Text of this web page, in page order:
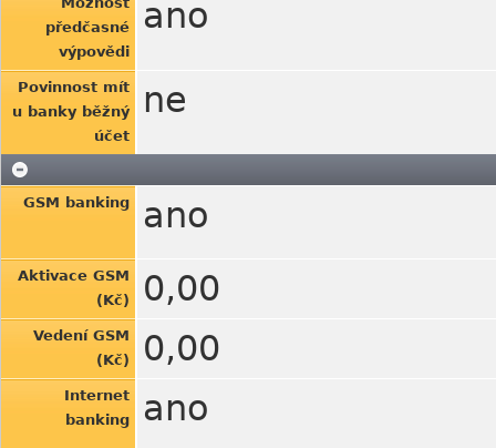
předčasné
výpovědi
ano
Povinnost mít
u banky běžný
účet
ne
GSM banking ano
Aktivace GSM
(Kč)
0,00
Vedení GSM
(Kč)
0,00
Internet
banking
ano